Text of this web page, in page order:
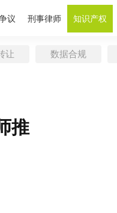
议 刑事律师 知识产权
让 数据合规
推